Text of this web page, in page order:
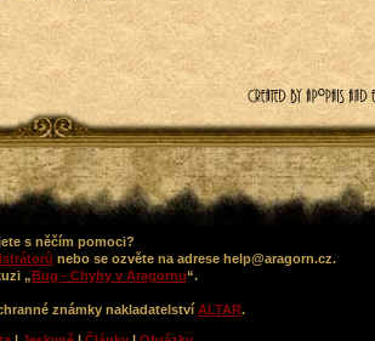
s něčím pomoci?
nebo se ozvěte na adrese help@aragorn.cz.
„Bug - Chyby v Aragornu“.
známky nakladatelství ALTAR.